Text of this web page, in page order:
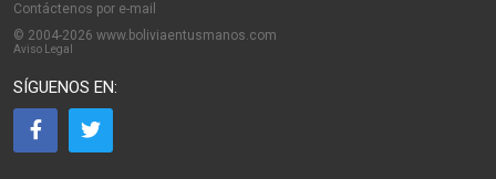
Contáctenos por e-mail
© 2004-2026 www.boliviaentusmanos.com
Aviso Legal
SÍGUENOS EN: